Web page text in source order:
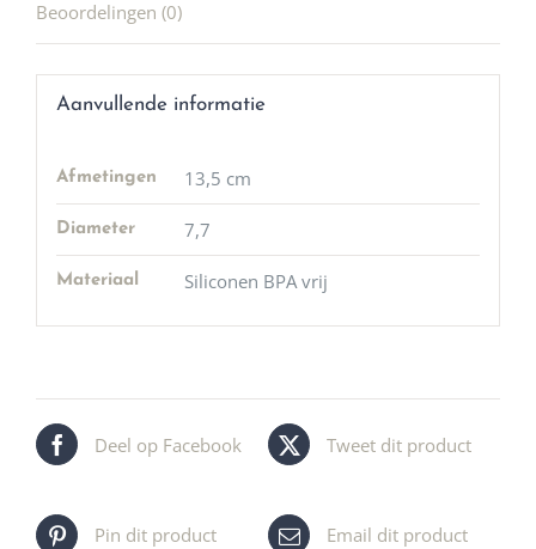
Beoordelingen (0)
Aanvullende informatie
Afmetingen 13,5 cm
Diameter 7,7
Materiaal Siliconen BPA vrij
Deel op Facebook Tweet dit product
Pin dit product Email dit product